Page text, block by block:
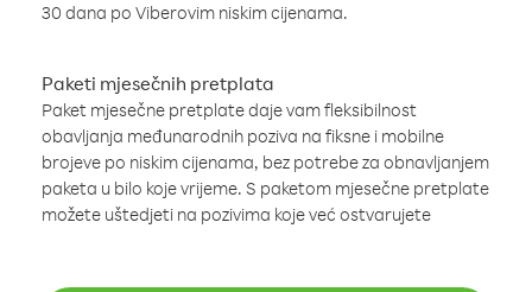
30 dana po Viberovim niskim cijenama.
Paketi mjesečnih pretplata
Paket mjesečne pretplate daje vam fleksibilnost
obavljanja međunarodnih poziva na fiksne i mobilne
brojeve po niskim cijenama, bez potrebe za obnavljanjem
paketa u bilo koje vrijeme. S paketom mjesečne pretplate
možete uštedjeti na pozivima koje već ostvarujete